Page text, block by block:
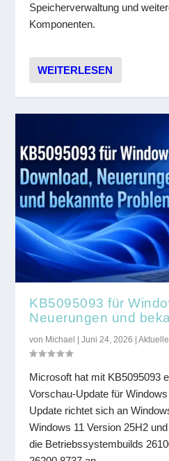
Speicherverwaltung und
Komponenten.
WEITERLESEN
KB5095093 für
Neuerungen und
von Michael |Juni 24, 2026 |
Microsoft hat mit KB5095093
Vorschau-Update für
Update richtet sich an
Windows 11 Version 25H2
die Betriebssystembuilds